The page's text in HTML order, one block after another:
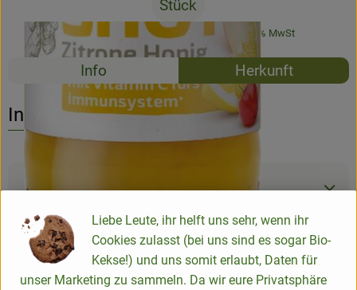
Stück
#61487 2,19 € / Stück 23,05 €/ Liter 19% MwSt
Rezepte
Info Herkunft
Entdecke passende RezepteEs wurden
Info
Produktinformationen
Zutaten
Liebe Leute, ihr helft uns sehr, wenn ihr
Cookies zulasst (bei uns sind es sogar Bio-
Kekse!) und uns somit erlaubt, Daten für
unser Marketing zu sammeln. Da wir eure Privatsphäre